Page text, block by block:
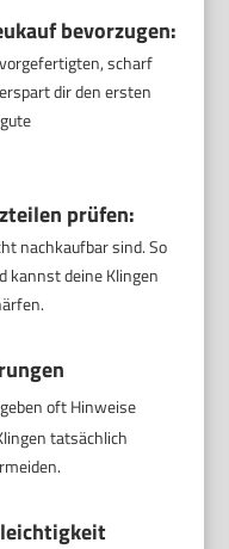
bevorzugen:
scharf
dir den ersten
prüfen:
nachkaufbar sind. So
kannst deine Klingen
oft Hinweise
tatsächlich